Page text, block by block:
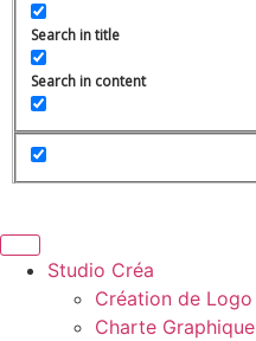
Search in title
Search in content
Studio Créa
Création de Logo
Charte Graphique